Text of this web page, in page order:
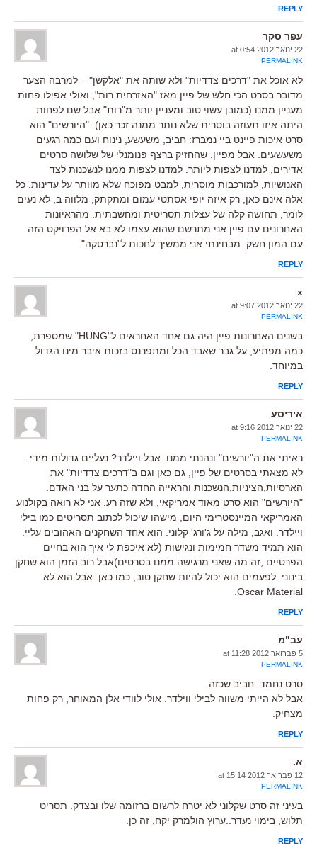
REPLY
עפר סקר
22 ינואר 2012 at 0:54
PERMALINK
לא אוכל את "דרכים צדדיות" ולא שותה את "אלקשן" – למרבה הצער
מדובר בסרט הכי חלש של פיין מאז "האזרחית רות", ואולי אפילו פחות
מעניין ממנו (כמובן עשוי טוב ומעניין יותר מ"רות" אבל שם לפחות
היתה איזו תעוזה בוסרית שלא נותר ממנה זכר כאן). "היורשים" הוא
סרט איכות פיינט ביי נמברז: חביב, משעשע, נינוח ועם כמה רגעים
משעשעים. אבל מפיין, שהחזיק ברצף פנומנלי של שלושה סרטים
אדירים, למדנו לצפות ליותר. למדנו לצפות ממנו לנשכנות לצד
האנושיות, למורכבות מוסרית, למבט מפוכח שלא מוותר על עדינות. כל
אלה אינם כאן, רק איזה יופי אסתטי עמום ומתקתק, מלווה ב, לא נעים
לומר, תחושה קלה של עצלות תסריטית ומחשבתית. מהראיונות
האחרונים עם פיין אני מתרשם שהוא עצמו לא בא אל הפרויקט הזה
עם המון חשק. מבחינתי אני ממשיך לחכות ל"נברסקה".
REPLY
x
22 ינואר 2012 at 9:07
PERMALINK
בשנים האחרונות פיין היה גם אחד האחראים ל"HUNG" שמספרת,
כמה מפתיע, על גבר שאבד הכל ומתפרנס בזכות איבר מינו הגדול
במיוחד.
REPLY
איריסע
22 ינואר 2012 at 9:16
PERMALINK
ראיתי את ה"יורשים" ונהנתי ממנו. אבל ויילדר? נעליים גדולות מידי.
לא מצאתי בסרטים של פיין, גם כאן וגם ב"דרכים צדדיות" את
הארסיות,הציניות,הנשכנות והראייה החדה כתער על בני האדם.
"היורשים" הוא סרט מאוד אמריקאי, ולא שזה רע. אני לא רואה בקולנוע
האמריקאי המיינסטרימי היום, מישהו שיכול לכתוב תסריטים כמו בילי
ויילדר. ואגב, מילה על ג'ורג' קלוני. הוא אחד השחקנים האהובים עליי.
הוא תמיד משדר חמימות ונגישות (לא איכפת לי איך הוא בחיים
הפרטיים ,זה מה שאני מרגישה ממנו בסרטים)אבל רוב הזמן הוא שחקן
בינוני. לפעמים הוא יכול להיות שחקן טוב, כמו כאן. אבל הוא לא
Oscar Material.
REPLY
עב"מ
5 פברואר 2012 at 11:28
PERMALINK
סרט נחמד. חביב שכזה.
אבל לא הייתי משווה לבילי ווילדר. אולי לוודי אלן המאוחר, רק פחות
מצחיק.
REPLY
א.
12 פברואר 2012 at 15:14
PERMALINK
בעיני זה סרט שקלוני לא יטרח לרשום ברזומה שלו ובצדק. תסריט
תלוש, בימוי נעדר..ערוץ הולמרק יקח, זה כן.
REPLY